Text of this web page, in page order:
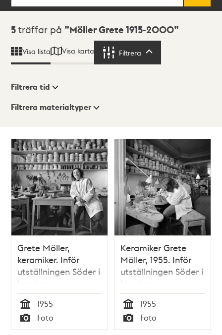
Sökresultat
5 träffar på Möller Grete 1915-2000
Visa lista Visa karta Filtrera
Visningsläge
Lista
Karta
Filtrera tid
Filtrera materialtyper
träffar
Grete Möller,
keramiker. Inför
utställningen Söder i
konsten
Tid
1955
Typ
Foto
Keramiker Grete
Möller, 1955. Inför
utställningen Söder i
konsten
Tid
1955
Typ
Foto